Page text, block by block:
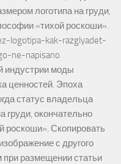
логотипа на груди,
«тихой роскоши».
logotipa-kak-razglyadet-
ne-napisano
индустрии моды
ценностей. Эпоха
статус владельца
груди, окончательно
роскоши». Скопировать
с другого
размещении статьи